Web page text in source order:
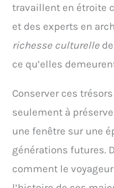
travaillent en étroite
et des experts en
richesse culturelle
ce qu’elles
Conserver ces
seulement à
une fenêtre sur une
générations futures.
comment le